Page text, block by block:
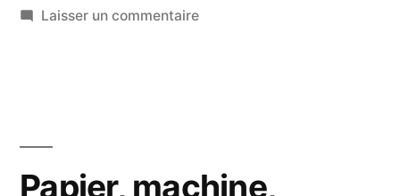
pas »
Laisser un commentairesur
pige
Papier, machine,